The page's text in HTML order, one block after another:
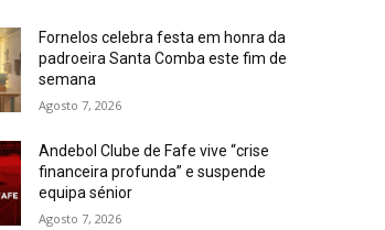
Fornelos celebra festa em honra da
padroeira Santa Comba este fim de
semana
Agosto 7, 2026
Andebol Clube de Fafe vive “crise
financeira profunda” e suspende
equipa sénior
Agosto 7, 2026